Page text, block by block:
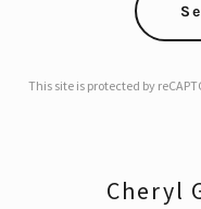
This site is protected by
Cheryl